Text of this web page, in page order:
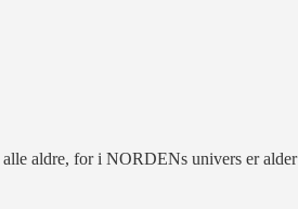
aldre, for i NORDENs univers er alder